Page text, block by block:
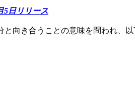
5日リリース
と向き合うことの意味を問われ、